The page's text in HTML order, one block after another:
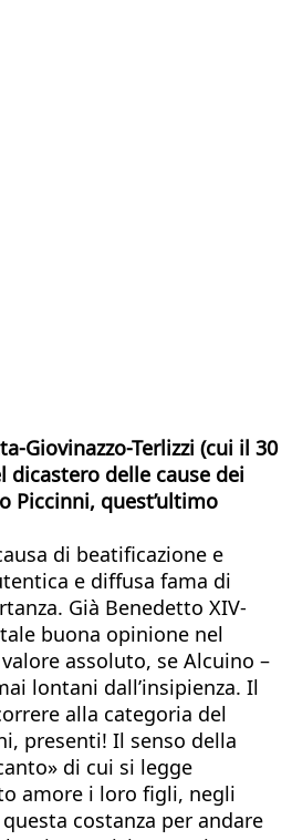
Giovinazzo-Terlizzi (cui il 30
delle cause dei
Piccinni, quest’ultimo
di beatificazione e
e diffusa fama di
Già Benedetto XIV-
buona opinione nel
assoluto, se Alcuino –
lontani dall’insipienza. Il
alla categoria del
presenti! Il senso della
di cui si legge
amore i loro figli, negli
costanza per andare